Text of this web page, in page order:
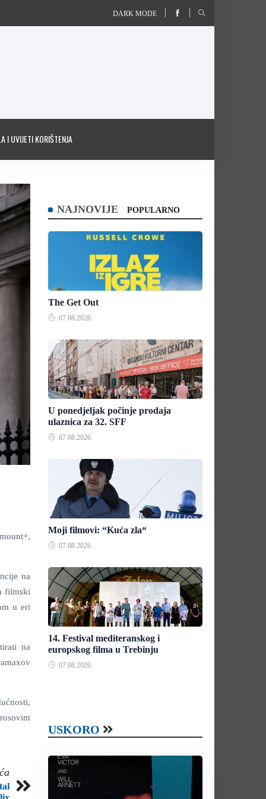
DARK MODE
I UVIJETI KORIŠTENJA
na
filmski
u eri
na
NAJNOVIJE POPULARNO
The Get Out
07.08.2026.
U ponedjeljak počinje prodaja
ulaznica za 32. SFF
07.08.2026.
Moji filmovi: “Kuća zla“
07.08.2026.
14. Festival mediteranskog i
europskog filma u Trebinju
07.08.2026.
USKORO